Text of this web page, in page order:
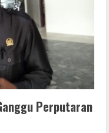
Perputaran